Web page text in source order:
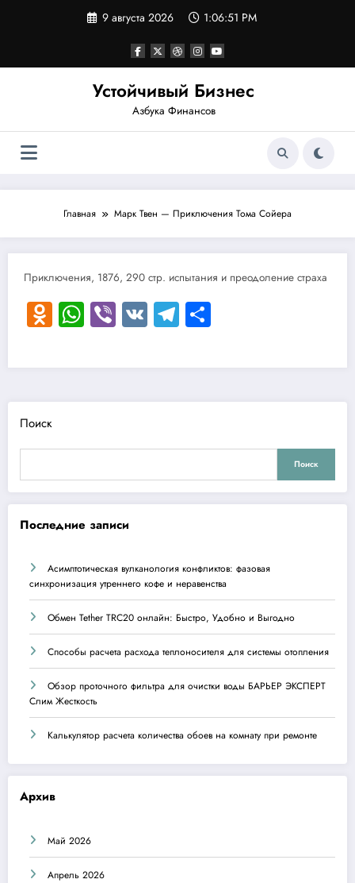
9 августа 2026 1:06:51 PM
Устойчивый Бизнес
Азбука Финансов
Главная Марк Твен — Приключения Тома Сойера
Приключения, 1876, 290 стр. испытания и преодоление страха
Odnoklassniki
WhatsApp
Viber
VKTelegram
Поиск
Поиск
Последние записи
Асимптотическая вулканология конфликтов: фазовая
синхронизация утреннего кофе и неравенства
Обмен Tether TRC20 онлайн: Быстро, Удобно и Выгодно
Способы расчета расхода теплоносителя для системы отопления
Обзор проточного фильтра для очистки воды БАРЬЕР ЭКСПЕРТ
Слим Жесткость
Калькулятор расчета количества обоев на комнату при ремонте
Архив
Май 2026
Апрель 2026